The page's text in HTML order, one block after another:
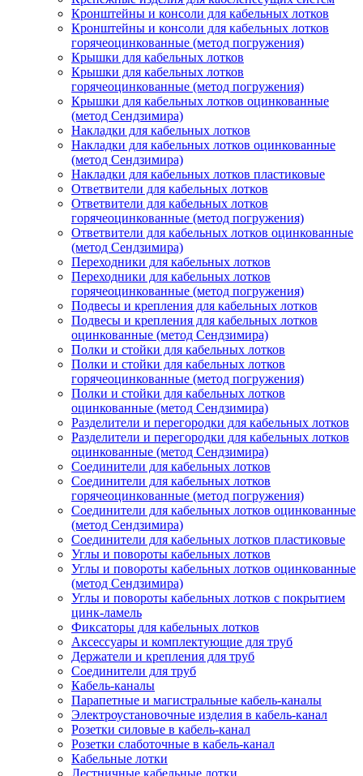
Кронштейны и консоли для кабельных лотков
Кронштейны и консоли для кабельных лотков
горячеоцинкованные (метод погружения)
Крышки для кабельных лотков
Крышки для кабельных лотков
горячеоцинкованные (метод погружения)
Крышки для кабельных лотков оцинкованные
(метод Сендзимира)
Накладки для кабельных лотков
Накладки для кабельных лотков оцинкованные
(метод Сендзимира)
Накладки для кабельных лотков пластиковые
Ответвители для кабельных лотков
Ответвители для кабельных лотков
горячеоцинкованные (метод погружения)
Ответвители для кабельных лотков оцинкованные
(метод Сендзимира)
Переходники для кабельных лотков
Переходники для кабельных лотков
горячеоцинкованные (метод погружения)
Подвесы и крепления для кабельных лотков
Подвесы и крепления для кабельных лотков
оцинкованные (метод Сендзимира)
Полки и стойки для кабельных лотков
Полки и стойки для кабельных лотков
горячеоцинкованные (метод погружения)
Полки и стойки для кабельных лотков
оцинкованные (метод Сендзимира)
Разделители и перегородки для кабельных лотков
Разделители и перегородки для кабельных лотков
оцинкованные (метод Сендзимира)
Соединители для кабельных лотков
Соединители для кабельных лотков
горячеоцинкованные (метод погружения)
Соединители для кабельных лотков оцинкованные
(метод Сендзимира)
Соединители для кабельных лотков пластиковые
Углы и повороты кабельных лотков
Углы и повороты кабельных лотков оцинкованные
(метод Сендзимира)
Углы и повороты кабельных лотков с покрытием
цинк-ламель
Фиксаторы для кабельных лотков
Аксессуары и комплектующие для труб
Держатели и крепления для труб
Соединители для труб
Кабель-каналы
Парапетные и магистральные кабель-каналы
Электроустановочные изделия в кабель-канал
Розетки силовые в кабель-канал
Розетки слаботочные в кабель-канал
Кабельные лотки
Лестничные кабельные лотки